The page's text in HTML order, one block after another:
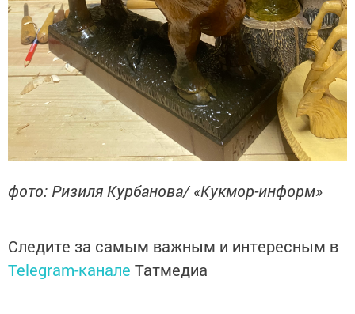
фото: Ризиля Курбанова/ «Кукмор-информ»
Следите за самым важным и интересным в
Telegram-канале Татмедиа